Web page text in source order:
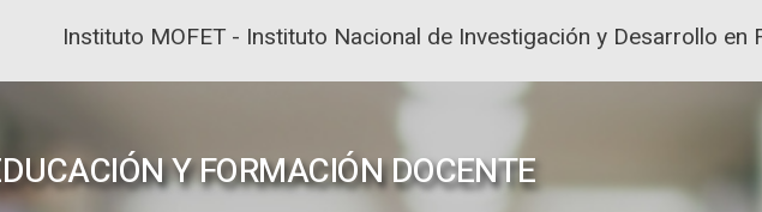
Instituto MOFET - Instituto Nacional de Investigación y Desarrollo en
Y FORMACIÓN DOCENTE